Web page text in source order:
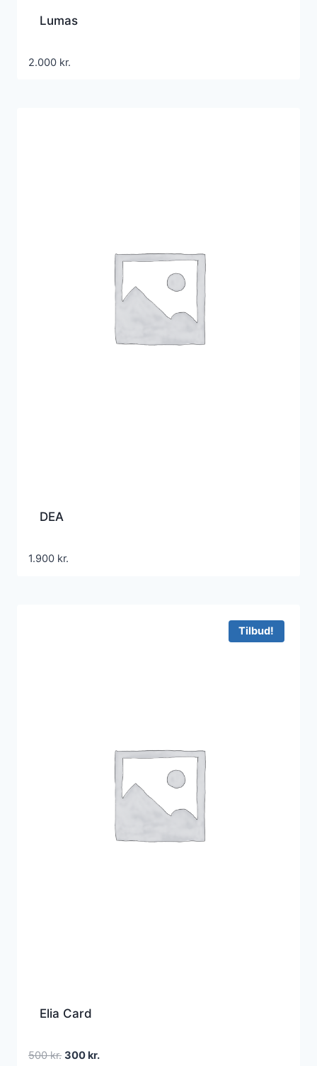
Lumas
2.000 kr.
DEA
1.900 kr.
Tilbud!
Elia Card
500kr. Den
300kr.Den